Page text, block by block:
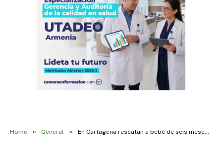
Home » General » En Cartagena rescatan a bebé de seis meses que fue lanzado a un sanitario